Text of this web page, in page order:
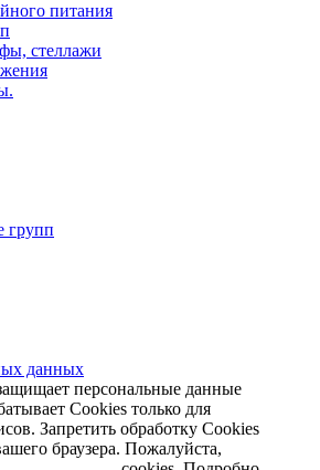
питания
стеллажи
групп
данных
персональные данные
Cookies только для
Запретить обработку Cookies
браузера. Пожалуйста,